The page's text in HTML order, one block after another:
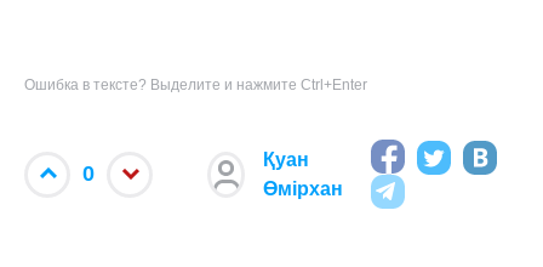
Ошибка в тексте? Выделите и нажмите Ctrl+Enter
0
Қуан
Өмірхан